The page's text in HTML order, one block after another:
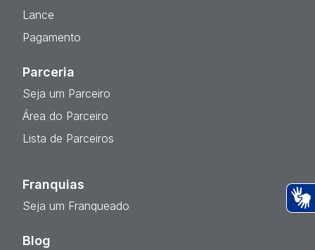
Lance
Pagamento
Parceria
Seja um Parceiro
Área do Parceiro
Lista de Parceiros
Franquias
Seja um Franqueado
Blog